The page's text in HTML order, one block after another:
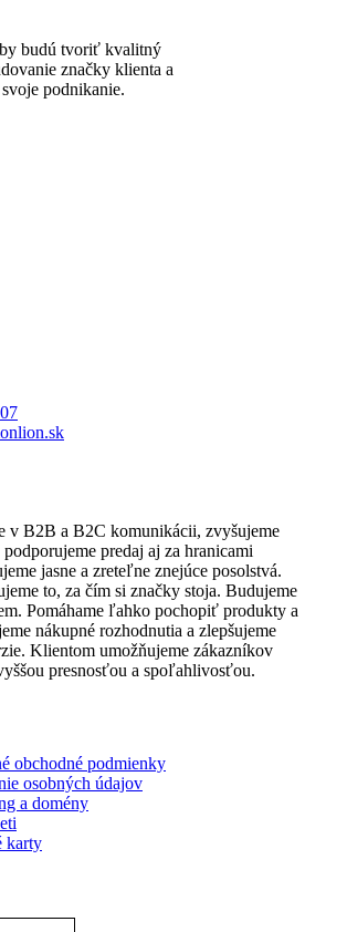
budú tvoriť kvalitný
značky klienta a
podnikanie.
v B2B a B2C komunikácii, zvyšujeme
predaj aj za hranicami
jasne a zreteľne znejúce posolstvá.
to, za čím si značky stoja. Budujeme
Pomáhame ľahko pochopiť produkty a
nákupné rozhodnutia a zlepšujeme
Klientom umožňujeme zákazníkov
presnosťou a spoľahlivosťou.
obchodné podmienky
osobných údajov
a domény
karty